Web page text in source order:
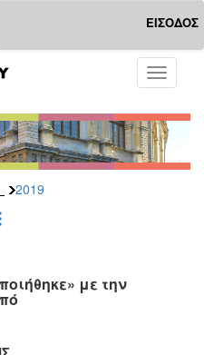
ΕΙΣΟΔΟΣ
Toggle
2019
με την